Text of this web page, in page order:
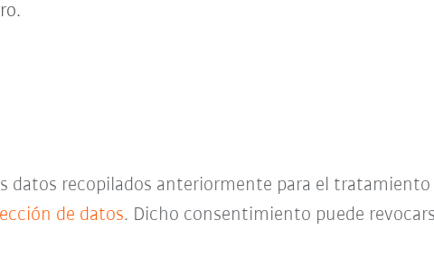
datos recopilados anteriormente para el
de datos. Dicho consentimiento puede